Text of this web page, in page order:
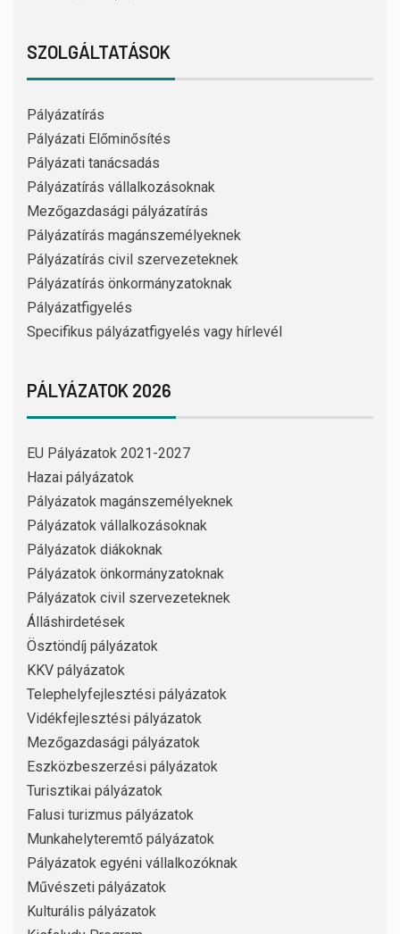
SZOLGÁLTATÁSOK
Pályázatírás
Pályázati Előminősítés
Pályázati tanácsadás
Pályázatírás vállalkozásoknak
Mezőgazdasági pályázatírás
Pályázatírás magánszemélyeknek
Pályázatírás civil szervezeteknek
Pályázatírás önkormányzatoknak
Pályázatfigyelés
Specifikus pályázatfigyelés vagy hírlevél
PÁLYÁZATOK 2026
EU Pályázatok 2021-2027
Hazai pályázatok
Pályázatok magánszemélyeknek
Pályázatok vállalkozásoknak
Pályázatok diákoknak
Pályázatok önkormányzatoknak
Pályázatok civil szervezeteknek
Álláshirdetések
Ösztöndíj pályázatok
KKV pályázatok
Telephelyfejlesztési pályázatok
Vidékfejlesztési pályázatok
Mezőgazdasági pályázatok
Eszközbeszerzési pályázatok
Turisztikai pályázatok
Falusi turizmus pályázatok
Munkahelyteremtő pályázatok
Pályázatok egyéni vállalkozóknak
Művészeti pályázatok
Kulturális pályázatok